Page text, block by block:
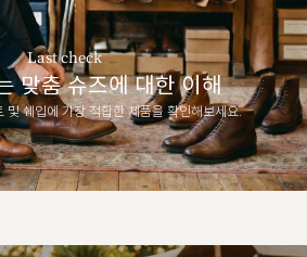
Last check
맞춤 슈즈에 대한 이해
및 쉐입에 가장 적합한 제품을 확인해보세요.